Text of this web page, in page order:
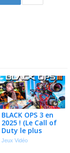
BLACK OPS 3 en
2025 ! (Le Call of
Duty le plus
vendu au monde)
Jeux Vidéo